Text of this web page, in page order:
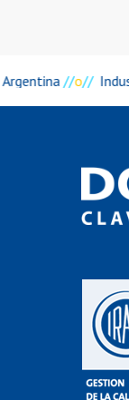
//o//